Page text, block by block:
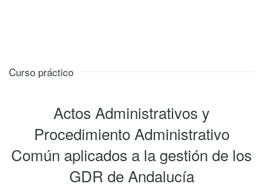
Curso práctico
Actos Administrativos y
Procedimiento Administrativo
Común aplicados a la gestión de los
GDR de Andalucía